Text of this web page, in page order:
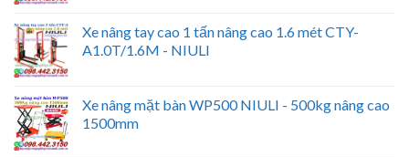
Xe nâng tay cao 1 tấn nâng cao 1.6 mét CTY-
A1.0T/1.6M - NIULI
Xe nâng mặt bàn WP500 NIULI - 500kg nâng cao
1500mm